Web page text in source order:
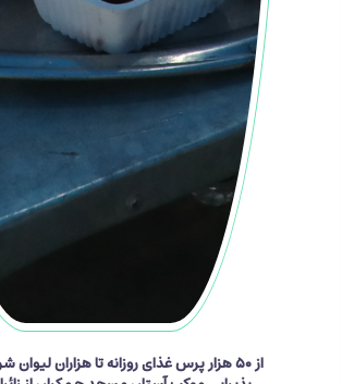
از ۵۰ هزار پرس غذای روزانه تا هزاران لیوان